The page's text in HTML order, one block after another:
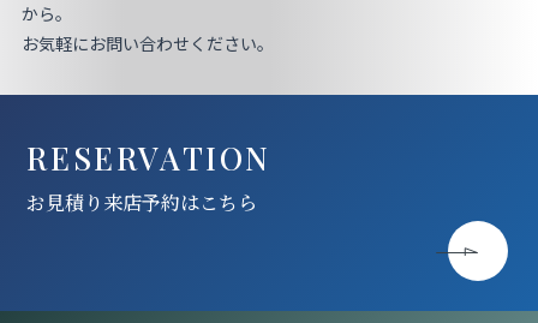
から。
お気軽にお問い合わせください。
RESERVATION
お見積り来店予約はこちら